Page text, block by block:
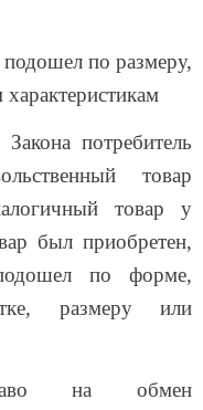
по размеру,
потребитель
товар
товар у
был приобретен,
по форме,
размеру или
на обмен